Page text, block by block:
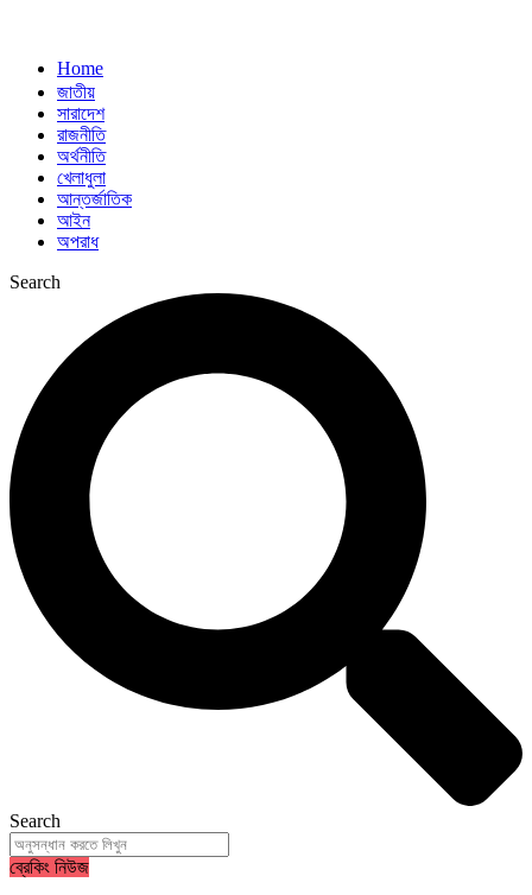
Home
জাতীয়
সারাদেশ
রাজনীতি
অর্থনীতি
খেলাধুলা
আন্তর্জাতিক
আইন
অপরাধ
Search
Search
ব্রেকিং নিউজ